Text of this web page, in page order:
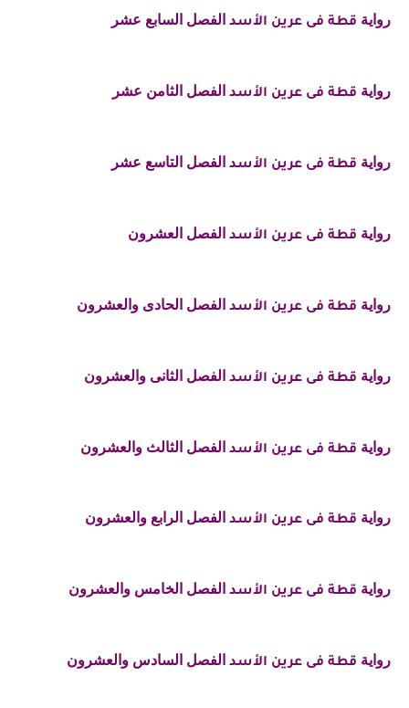
رواية قطة فى عرين الأسد الفصل السابع عشر
رواية قطة فى عرين الأسد الفصل الثامن عشر
رواية قطة فى عرين الأسد الفصل التاسع عشر
رواية قطة فى عرين الأسد الفصل العشرون
رواية قطة فى عرين الأسد الفصل الحادى والعشرون
رواية قطة فى عرين الأسد الفصل الثانى والعشرون
رواية قطة فى عرين الأسد الفصل الثالث والعشرون
رواية قطة فى عرين الأسد الفصل الرابع والعشرون
رواية قطة فى عرين الأسد الفصل الخامس والعشرون
رواية قطة فى عرين الأسد الفصل السادس والعشرون